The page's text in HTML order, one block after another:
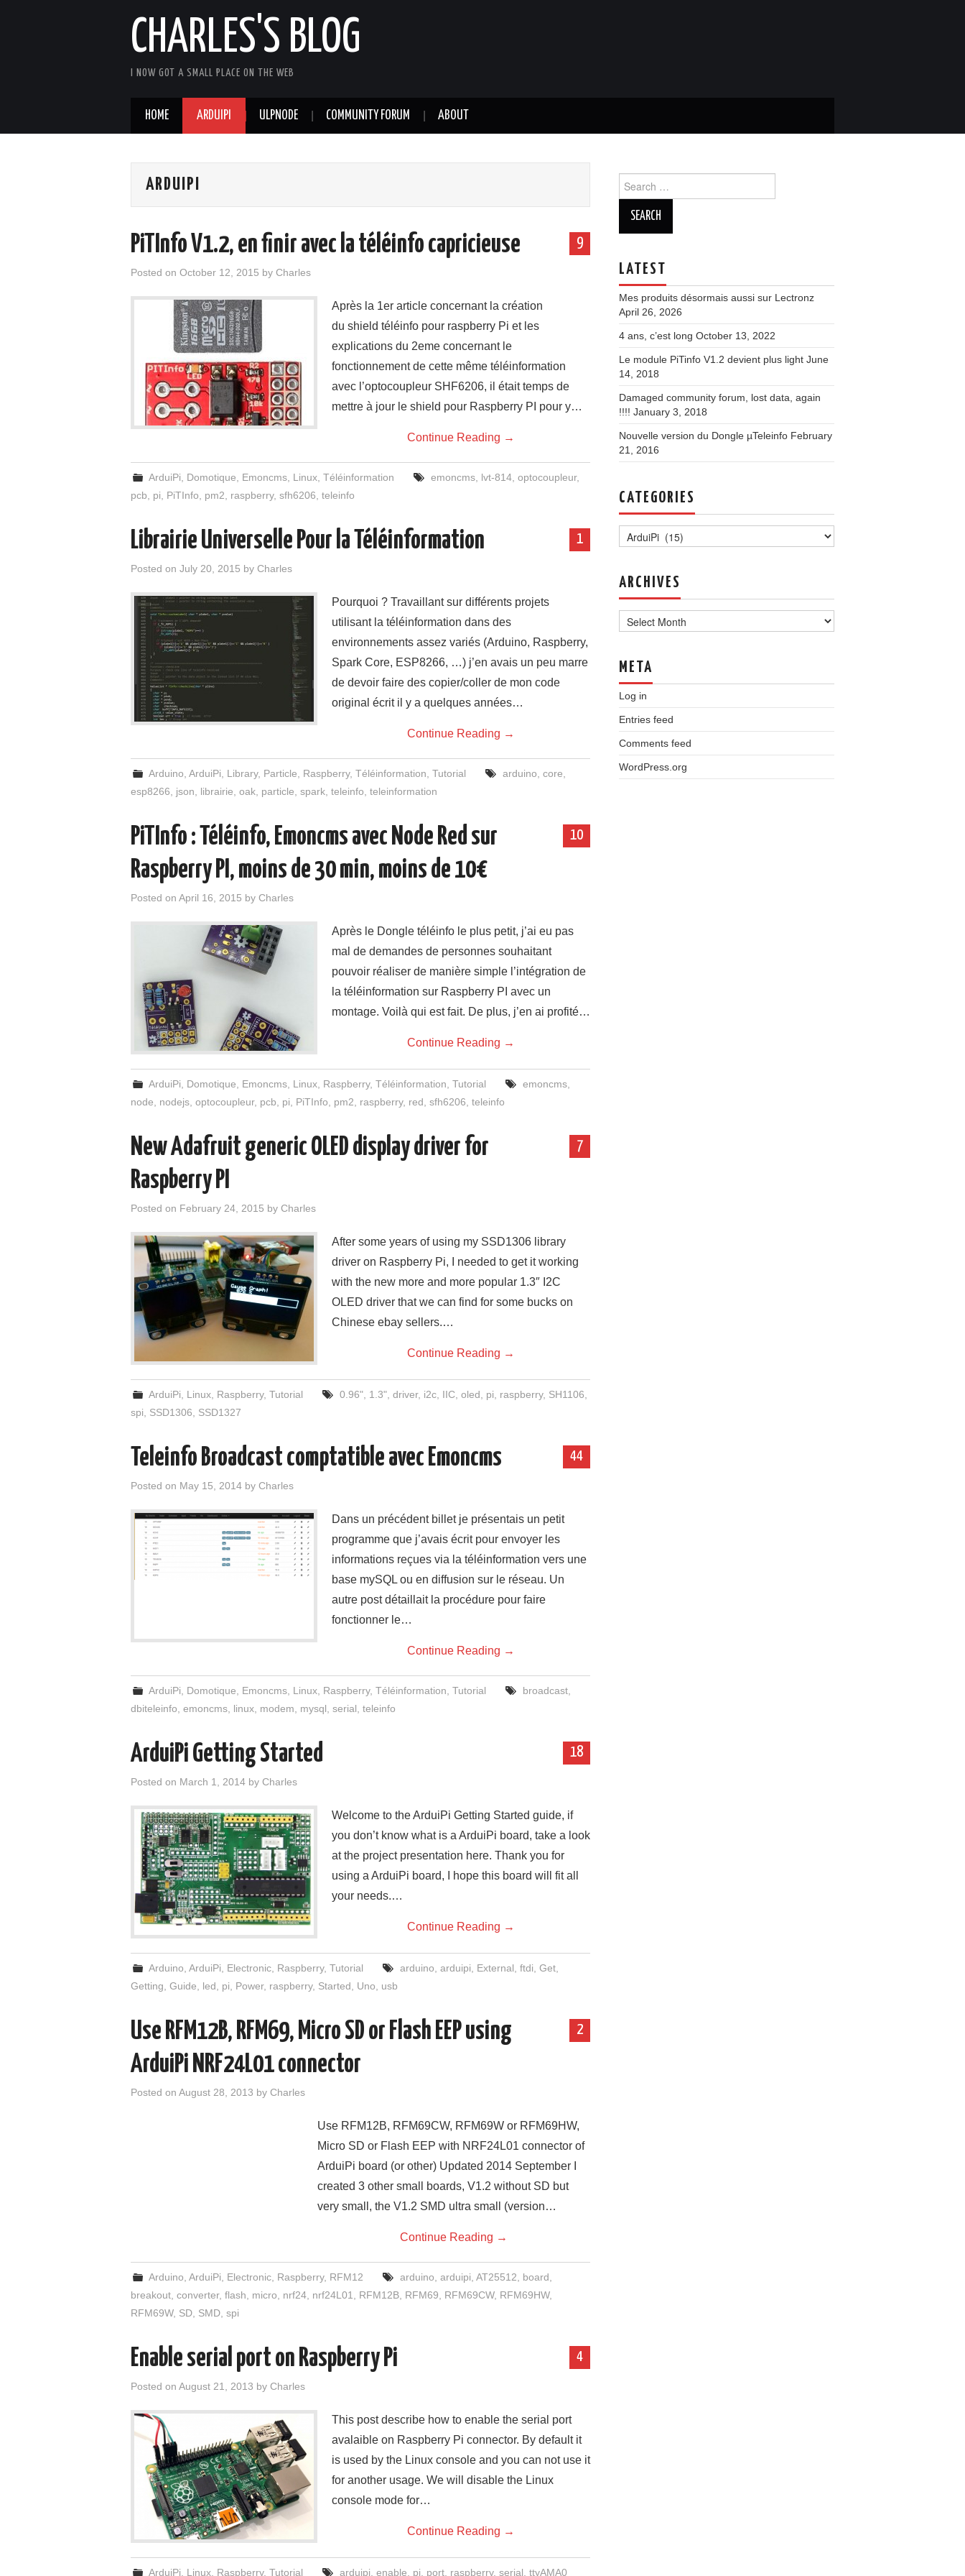
CHARLES'S BLOG
I NOW GOT A SMALL PLACE ON THE WEB
HOME ARDUIPI ULPNODE COMMUNITY FORUM ABOUT
ARDUIPI
9
PiTInfo V1.2, en finir avec la téléinfo capricieuse
Posted on October 12, 2015 by Charles
Après la 1er article concernant la création
du shield téléinfo pour raspberry Pi et les
explications du 2eme concernant le
fonctionnement de cette même téléinformation
avec l’optocoupleur SHF6206, il était temps de
mettre à jour le shield pour Raspberry PI pour y…
Continue Reading →
ArduiPi Domotique Emoncms Linux ,Téléinformation emoncms, lvt-814, optocoupleur,
pcb
pi PiTInfo pm2 raspberry, sfh6206 teleinfo
1
Librairie Universelle Pour la Téléinformation
Posted on July 20, 2015 by Charles
Pourquoi ? Travaillant sur différents projets
utilisant la téléinformation dans des
environnements assez variés (Arduino, Raspberry,
Spark Core, ESP8266, …) j’en avais un peu marre
de devoir faire des copier/coller de mon code
original écrit il y a quelques années…
Continue Reading →
Arduino ,ArduiPi Library, Particle Raspberry,Téléinformation ,Tutorial arduino core
esp8266
json librairie oak particle spark teleinfo teleinformation
10
PiTInfo : Téléinfo, Emoncms avec Node Red sur
Raspberry PI, moins de 30 min, moins de 10€
Posted on April 16, 2015 by Charles
Après le Dongle téléinfo le plus petit, j’ai eu pas
mal de demandes de personnes souhaitant
pouvoir réaliser de manière simple l’intégration de
la téléinformation sur Raspberry PI avec un
montage. Voilà qui est fait. De plus, j’en ai profité…
Continue Reading →
ArduiPi Domotique Emoncms Linux Raspberry,Téléinformation ,Tutorial emoncms,
node
nodejs optocoupleur, pcb pi PiTInfo pm2 raspberry, red sfh6206 teleinfo
7
New Adafruit generic OLED display driver for
Raspberry PI
Posted on February 24, 2015 by Charles
After some years of using my SSD1306 library
driver on Raspberry Pi, I needed to get it working
with the new more and more popular 1.3″ I2C
OLED driver that we can find for some bucks on
Chinese ebay sellers.…
Continue Reading →
ArduiPi Linux Raspberry,Tutorial 0.96", 1.3", driver, i2c, IIC, oled pi raspberry, SH1106
spi
SSD1306 SSD1327
44
Teleinfo Broadcast comptatible avec Emoncms
Posted on May 15, 2014 by Charles
Dans un précédent billet je présentais un petit
programme que j’avais écrit pour envoyer les
informations reçues via la téléinformation vers une
base mySQL ou en diffusion sur le réseau. Un
autre post détaillait la procédure pour faire
fonctionner le…
Continue Reading →
ArduiPi Domotique Emoncms Linux Raspberry,Téléinformation ,Tutorial broadcast,
dbiteleinfo emoncms linux modem mysql serial teleinfo
18
ArduiPi Getting Started
Posted on March 1, 2014 by Charles
Welcome to the ArduiPi Getting Started guide, if
you don’t know what is a ArduiPi board, take a look
at the project presentation here. Thank you for
using a ArduiPi board, I hope this board will fit all
your needs.…
Continue Reading →
Arduino ,ArduiPi Electronic Raspberry,Tutorial arduino arduipi External ftdi Get,
Getting Guide led pi Power, raspberry, Started Uno usb
2
Use RFM12B, RFM69, Micro SD or Flash EEP using
ArduiPi NRF24L01 connector
Posted on August 28, 2013 by Charles
Use RFM12B, RFM69CW, RFM69W or RFM69HW,
Micro SD or Flash EEP with NRF24L01 connector of
ArduiPi board (or other) Updated 2014 September I
created 3 other small boards, V1.2 without SD but
very small, the V1.2 SMD ultra small (version…
Continue Reading →
Arduino ,ArduiPi Electronic Raspberry, RFM12 arduino arduipi AT25512 board
breakout converter, flash micro nrf24 nrf24L01 RFM12B RFM69 RFM69CW, RFM69HW,
RFM69W, SD SMD spi
4
Enable serial port on Raspberry Pi
Posted on August 21, 2013 by Charles
This post describe how to enable the serial port
avalaible on Raspberry Pi connector. By default it
is used by the Linux console and you can not use it
for another usage. We will disable the Linux
console mode for…
Continue Reading →
ArduiPi Linux Raspberry,Tutorial arduipi enable pi port, raspberry, serial ttyAMA0
for:
LATEST
Mes produits désormais aussi sur Lectronz
April 26, 2026
4 ans, c’est long October 13, 2022
Le module PiTinfo V1.2 devient plus light June
14, 2018
Damaged community forum, lost data, again
!!!! January 3, 2018
Nouvelle version du Dongle µTeleinfo February
21, 2016
CATEGORIES
ARCHIVES
META
Log in
Entries feed
Comments feed
WordPress.org